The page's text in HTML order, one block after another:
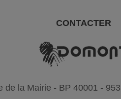
CONTACTER
de la Mairie - BP 40001 -